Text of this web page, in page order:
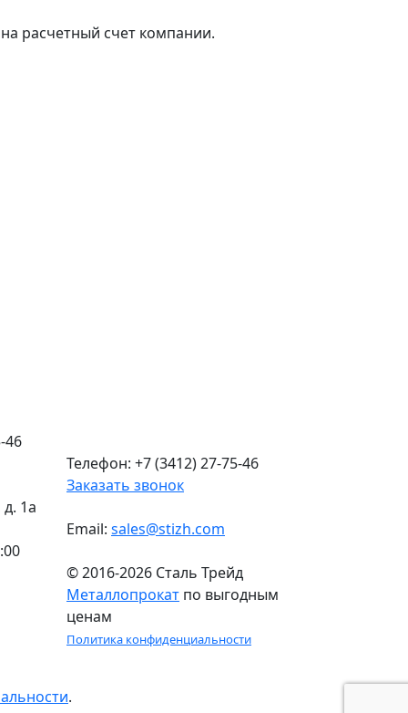
расчетный счет компании.
46
1а
Телефон: +7 (3412) 27-75-46
Заказать звонок
Email: sales@stizh.com
© 2016-2026 Сталь Трейд
Металлопрокат по выгодным
ценам
Политика конфиденциальности
.